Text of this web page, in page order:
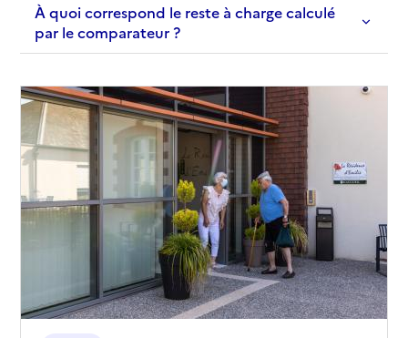
À quoi correspond le reste à charge calculé
par le comparateur ?